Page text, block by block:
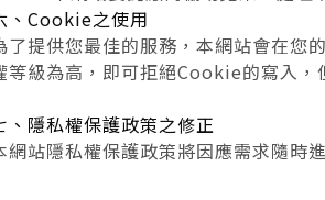
、Cookie之使用
了提供您最佳的服務，本網站會在您
等級為高，即可拒絕Cookie的寫入，
、隱私權保護政策之修正
網站隱私權保護政策將因應需求隨時